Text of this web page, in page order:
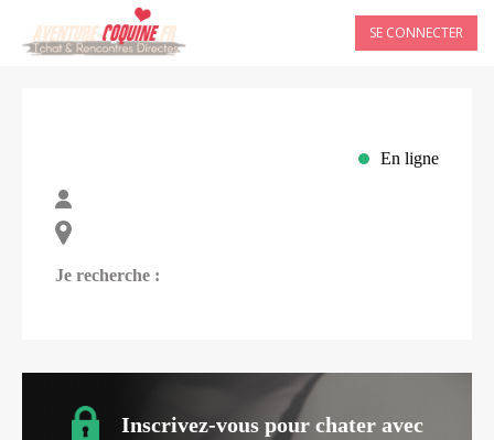
SE CONNECTER
En ligne
Je recherche :
Inscrivez-vous pour chater avec